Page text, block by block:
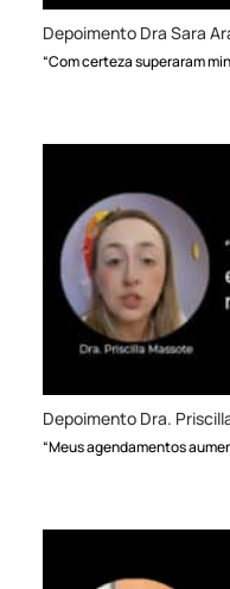
Depoimento Dra Sara
“Com certeza superaram
Depoimento Dra.
“Meus agendamentos